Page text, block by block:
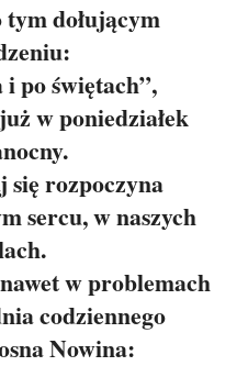
dołującym
po świętach”,
w poniedziałek
się rozpoczyna
sercu, w naszych
w problemach
codziennego
Nowina: